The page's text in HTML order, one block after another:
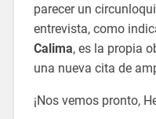
parecer un
entrevista, como
Calima, es la propia
una nueva cita de
¡Nos vemos pronto,